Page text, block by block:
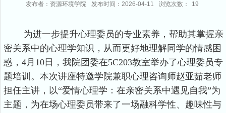
发布者：资源环境学院 发布时间：2026-04-11 浏览次数： 19
为进一步提升心理委员的专业素养，帮助其掌握亲
密关系中的心理学知识，从而更好地理解同学的情感困
惑，4月10日，我院团委在5C203教室举办了心理委员专
题培训。本次讲座特邀学院兼职心理咨询师赵亚茹老师
担任主讲，以“爱情心理学：在亲密关系中遇见自我”为
主题，为在场心理委员带来了一场融科学性、趣味性与